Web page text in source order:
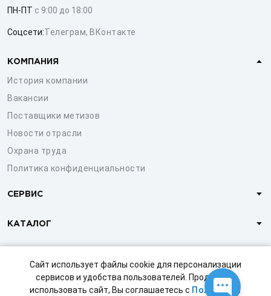
Сайт использует файлы cookie для персонализации
сервисов и удобства пользователей. Продолжая
использовать сайт, Вы соглашаетесь с Политикой
ПН-ПТ с 9:00 до 18:00
Соцсети:Телеграм, ВКонтакте
КОМПАНИЯ
История компании
Вакансии
Поставщики метизов
Новости отрасли
Охрана труда
Политика конфиденциальности
СЕРВИС
КАТАЛОГ